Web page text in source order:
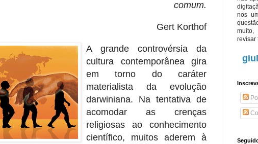
comum.
Gert Korthof
A grande controvérsia da
cultura contemporânea gira
em torno do caráter
materialista da evolução
darwiniana. Na tentativa de
acomodar as crenças
religiosas ao conhecimento
científico, muitos aderem à
nos
muito,
revisar